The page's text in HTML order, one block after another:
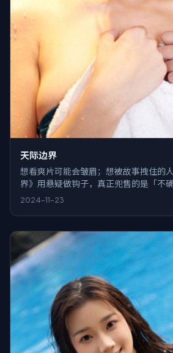
天际边界
想看爽片可能会皱眉；想被故事拽住的
界》用悬疑做钩子，真正兜售的是「不
该，观众得自己站队。
2024-11-23